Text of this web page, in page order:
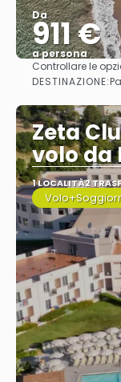
Da
911 €
a persona
Controllare le
DESTINAZIONE:
Zeta
volo da
1 LOCALITÀ2